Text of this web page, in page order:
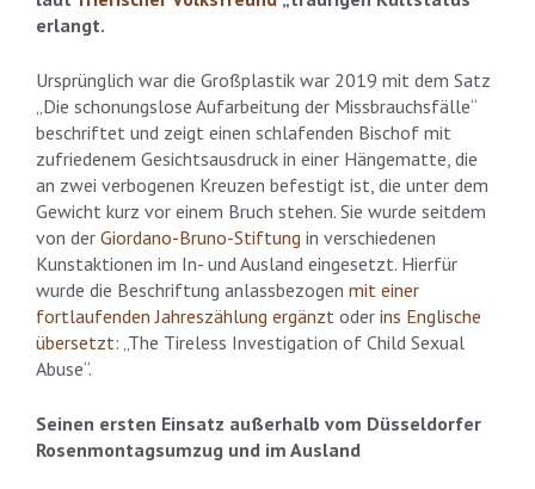
erlangt.
Ursprünglich war die Großplastik war 2019 mit dem Satz
„Die schonungslose Aufarbeitung der Missbrauchsfälle“
beschriftet und zeigt einen schlafenden Bischof mit
zufriedenem Gesichtsausdruck in einer Hängematte, die
an zwei verbogenen Kreuzen befestigt ist, die unter dem
Gewicht kurz vor einem Bruch stehen. Sie wurde seitdem
von der Giordano-Bruno-Stiftung in verschiedenen
Kunstaktionen im In- und Ausland eingesetzt. Hierfür
wurde die Beschriftung anlassbezogen mit einer
fortlaufenden Jahreszählung ergänzt oder ins Englische
übersetzt: „The Tireless Investigation of Child Sexual
Abuse“.
Seinen ersten Einsatz außerhalb vom Düsseldorfer
Rosenmontagsumzug und im Ausland